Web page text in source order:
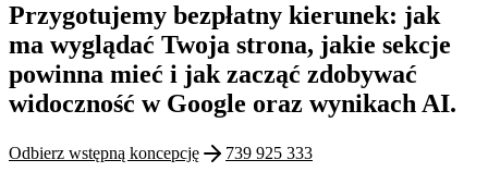
Przygotujemy bezpłatny kierunek: jak
ma wyglądać Twoja strona, jakie sekcje
powinna mieć i jak zacząć zdobywać
widoczność w Google oraz wynikach AI.
Odbierz wstępną koncepcję 739 925 333